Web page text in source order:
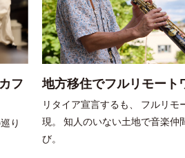
フ
り
地方移住でフルリモート
リタイア宣言するも、 フルリモ
現。 知人のいない土地で音楽仲
び。